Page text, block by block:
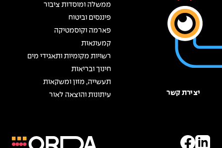
ממשלה ומוסדות ציבור
פיננסים וביטוח
פארמה וקוסמטיקה
קמעונאות
רשויות מקומיות ותאגידי מים
חינוך ובריאות
תעשייה, מזון ומשקאות
עיתונות והוצאה לאור
יצירת קשר